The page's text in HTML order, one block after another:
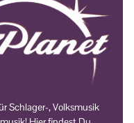
Schlager-, Volksmusik